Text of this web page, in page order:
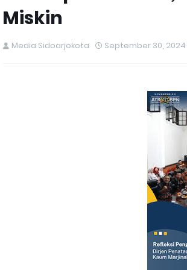
Miskin
Media Sidoarjokota September 30, 2024